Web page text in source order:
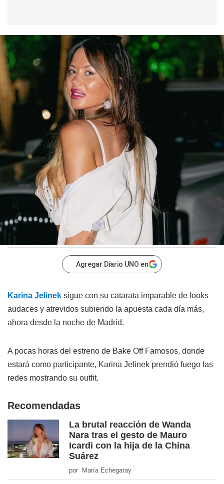
Agregar Diario UNO en
Karina Jelinek sigue con su catarata imparable de looks
audaces y atrevidos subiendo la apuesta cada día más,
ahora desde la noche de Madrid.
A pocas horas del estreno de Bake Off Famosos, donde
estará como participante, Karina Jelinek prendió fuego las
redes mostrando su outfit.
Recomendadas
La brutal reacción de Wanda
Nara tras el gesto de Mauro
Icardi con la hija de la China
Suárez
por María Echegaray